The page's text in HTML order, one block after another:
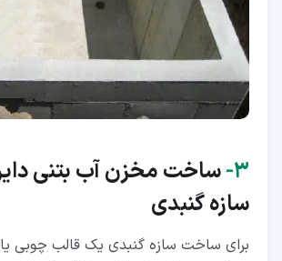
۳‏- ساخت مخزن آب بتنی
سازه گنبدی
برای ساخت سازه گنبدی یک قالب چوبی یا